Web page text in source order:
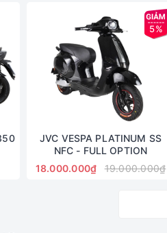
5%
JVC VESPA PLATINUM SS
NFC - FULL OPTION
18.000.000₫
19.000.000₫